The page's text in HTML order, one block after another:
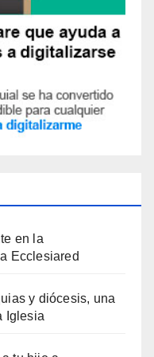
en la
Ecclesiared
y diócesis, una
Iglesia